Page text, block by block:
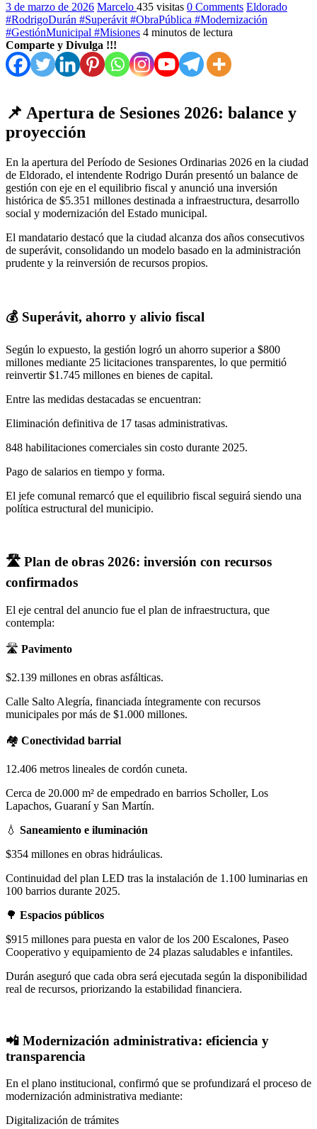
3 de marzo de 2026 Marcelo 435 visitas 0 Comments Eldorado
#RodrigoDurán #Superávit #ObraPública #Modernización
#GestiónMunicipal #Misiones 4 minutos de lectura
Comparte y Divulga !!!
📌 Apertura de Sesiones 2026: balance y
proyección
En la apertura del Período de Sesiones Ordinarias 2026 en la ciudad
de Eldorado, el intendente Rodrigo Durán presentó un balance de
gestión con eje en el equilibrio fiscal y anunció una inversión
histórica de $5.351 millones destinada a infraestructura, desarrollo
social y modernización del Estado municipal.
El mandatario destacó que la ciudad alcanza dos años consecutivos
de superávit, consolidando un modelo basado en la administración
prudente y la reinversión de recursos propios.
💰 Superávit, ahorro y alivio fiscal
Según lo expuesto, la gestión logró un ahorro superior a $800
millones mediante 25 licitaciones transparentes, lo que permitió
reinvertir $1.745 millones en bienes de capital.
Entre las medidas destacadas se encuentran:
Eliminación definitiva de 17 tasas administrativas.
848 habilitaciones comerciales sin costo durante 2025.
Pago de salarios en tiempo y forma.
El jefe comunal remarcó que el equilibrio fiscal seguirá siendo una
política estructural del municipio.
🛣️ Plan de obras 2026: inversión con recursos
confirmados
El eje central del anuncio fue el plan de infraestructura, que
contempla:
🛣️ Pavimento
$2.139 millones en obras asfálticas.
Calle Salto Alegría, financiada íntegramente con recursos
municipales por más de $1.000 millones.
🏘️ Conectividad barrial
12.406 metros lineales de cordón cuneta.
Cerca de 20.000 m² de empedrado en barrios Scholler, Los
Lapachos, Guaraní y San Martín.
💧 Saneamiento e iluminación
$354 millones en obras hidráulicas.
Continuidad del plan LED tras la instalación de 1.100 luminarias en
100 barrios durante 2025.
🌳 Espacios públicos
$915 millones para puesta en valor de los 200 Escalones, Paseo
Cooperativo y equipamiento de 24 plazas saludables e infantiles.
Durán aseguró que cada obra será ejecutada según la disponibilidad
real de recursos, priorizando la estabilidad financiera.
📲 Modernización administrativa: eficiencia y
transparencia
En el plano institucional, confirmó que se profundizará el proceso de
modernización administrativa mediante:
Digitalización de trámites